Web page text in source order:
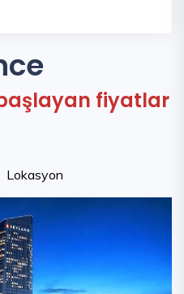
başlayan fiyatlar
Lokasyon